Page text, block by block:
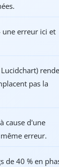
erreur ici et
pas la
cause d'une
erreur.
de 40 % en